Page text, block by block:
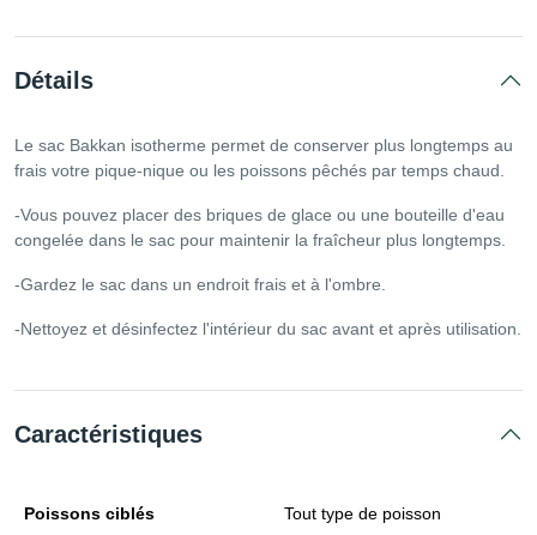
Détails
Le sac Bakkan isotherme permet de conserver plus longtemps au
frais votre pique-nique ou les poissons pêchés par temps chaud.
-Vous pouvez placer des briques de glace ou une bouteille d'eau
congelée dans le sac pour maintenir la fraîcheur plus longtemps.
-Gardez le sac dans un endroit frais et à l'ombre.
-Nettoyez et désinfectez l'intérieur du sac avant et après utilisation.
Caractéristiques
Poissons ciblés Tout type de poisson